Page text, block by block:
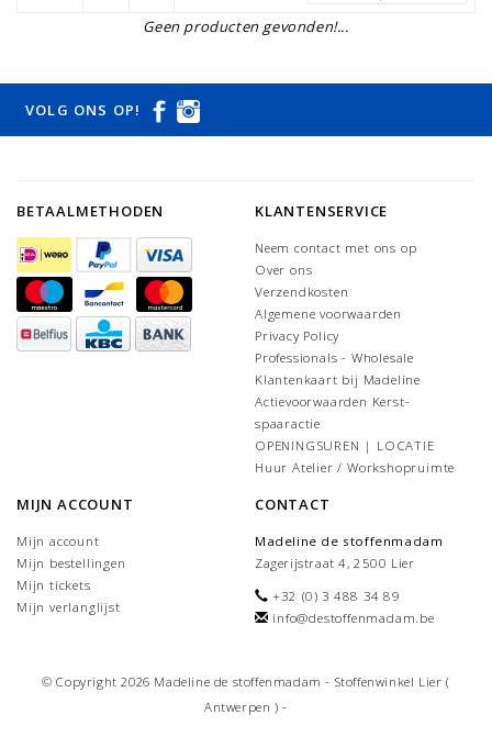
Geen producten gevonden!...
VOLG ONS OP!
BETAALMETHODEN KLANTENSERVICE
Neem contact met ons op
Over ons
Verzendkosten
Algemene voorwaarden
Privacy Policy
Professionals - Wholesale
Klantenkaart bij Madeline
Actievoorwaarden Kerst-
spaaractie
OPENINGSUREN | LOCATIE
Huur Atelier / Workshopruimte
MIJN ACCOUNT
Mijn account
Mijn bestellingen
Mijn tickets
Mijn verlanglijst
CONTACT
Madeline de stoffenmadam
Zagerijstraat 4, 2500 Lier
+32 (0) 3 488 34 89
info@destoffenmadam.be
© Copyright 2026 Madeline de stoffenmadam - Stoffenwinkel Lier (
Antwerpen ) -